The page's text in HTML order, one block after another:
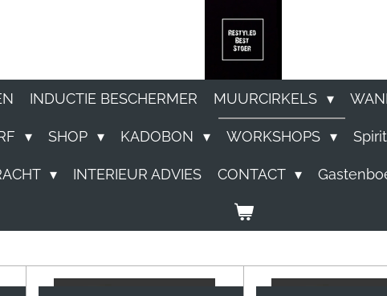
INDUCTIE BESCHERMER MUURCIRKELS
SHOP KADOBON WORKSHOPS
INTERIEUR ADVIES CONTACT